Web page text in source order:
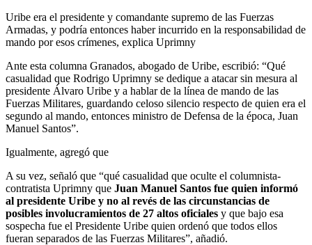
Uribe era el presidente y comandante supremo de las Fuerzas
Armadas, y podría entonces haber incurrido en la responsabilidad de
mando por esos crímenes, explica Uprimny
Ante esta columna Granados, abogado de Uribe, escribió: “Qué
casualidad que Rodrigo Uprimny se dedique a atacar sin mesura al
presidente Álvaro Uribe y a hablar de la línea de mando de las
Fuerzas Militares, guardando celoso silencio respecto de quien era el
segundo al mando, entonces ministro de Defensa de la época, Juan
Manuel Santos”.
Igualmente, agregó que
A su vez, señaló que “qué casualidad que oculte el columnista-
contratista Uprimny que Juan Manuel Santos fue quien informó
al presidente Uribe y no al revés de las circunstancias de
posibles involucramientos de 27 altos oficiales y que bajo esa
sospecha fue el Presidente Uribe quien ordenó que todos ellos
fueran separados de las Fuerzas Militares”, añadió.